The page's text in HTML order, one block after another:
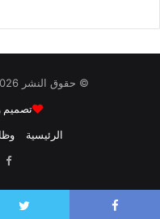
© حقوق النشر 2026، جميع الحقوق محفوظة |
تصميم
الرئيسية